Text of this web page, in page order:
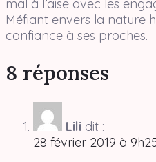
mal à l’aise avec les
Méfiant envers la nature
confiance à ses proches.
8 réponses
Lili dit :
28 février 2019 à